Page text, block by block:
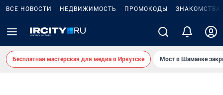
ВСЕ НОВОСТИ НЕДВИЖИМОСТЬ ПРОМОКОДЫ ЗНАКОМСТВА
Бесплатная мастерская для медиа в Иркутске Мост в Шаманке